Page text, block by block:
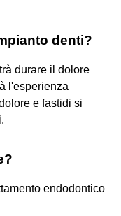
denti?
durare il dolore
l'esperienza
e fastidi si
endodontico